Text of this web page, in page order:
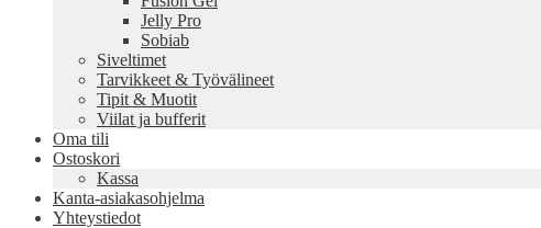
Jelly Pro
Sobiab
Siveltimet
Tarvikkeet & Työvälineet
Tipit & Muotit
Viilat ja bufferit
Oma tili
Ostoskori
Kassa
Kanta-asiakasohjelma
Yhteystiedot